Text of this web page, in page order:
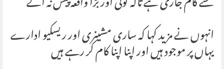
انہوں نے مزید کہا کہ ساری مشینری اور ریسکیو ادارے
یہاں پر موجود ہیں اور اپنا اپنا کام کر رہے ہیں